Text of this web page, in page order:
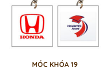
MÓC KHÓA 19